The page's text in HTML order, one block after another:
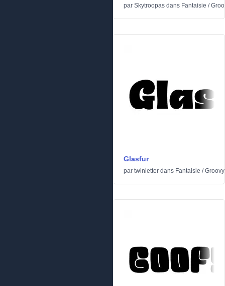
par Skytroopas dans Fantaisie /
Glasfur
par twinletter dans Fantaisie /Groovy